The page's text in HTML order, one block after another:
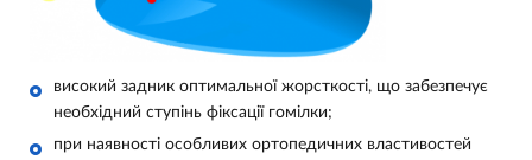
високий задник оптимальної жорсткості, що забезпечує
необхідний ступінь фіксації гомілки;
при наявності особливих ортопедичних властивостей